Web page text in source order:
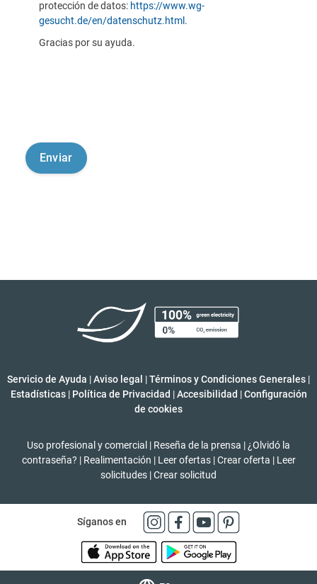
protección de datos: https://www.wg-
gesucht.de/en/datenschutz.html .
Gracias por su ayuda.
Servicio de Ayuda |Aviso legal |Términos y Condiciones Generales |
Estadísticas | Política de Privacidad | Accesibilidad | Configuración
de cookies
Uso profesional y comercial | Reseña de la prensa | ¿Olvidó la
contraseña? | Realimentación | Leer ofertas | Crear oferta | Leer
solicitudes |Crear solicitud
Síganos en